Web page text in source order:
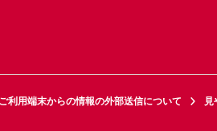
利用端末からの情報の外部送信について
見